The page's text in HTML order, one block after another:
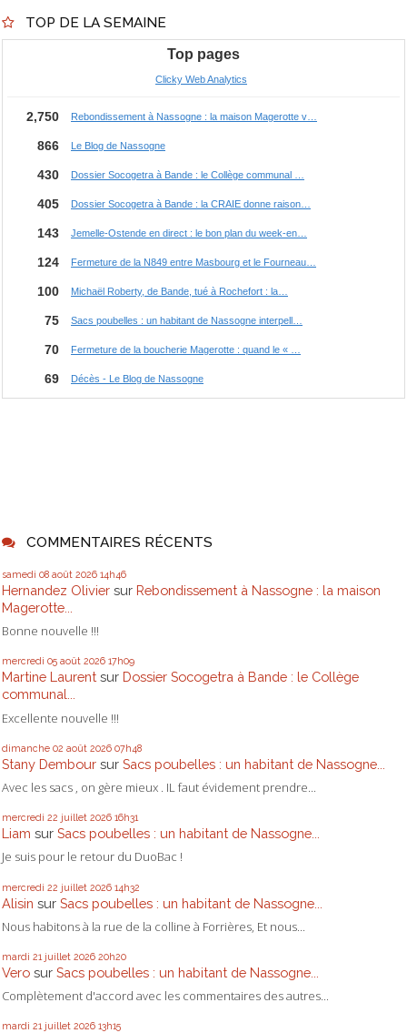
TOP DE LA SEMAINE
COMMENTAIRES RÉCENTS
samedi 08 août 2026 14h46
Hernandez Olivier sur Rebondissement à Nassogne : la maison
Magerotte...
Bonne nouvelle !!!
mercredi 05 août 2026 17h09
Martine Laurentsur Dossier Socogetra à Bande : le Collège
communal...
Excellente nouvelle !!!
dimanche 02 août 2026 07h48
Stany Dembour sur Sacs poubelles : un habitant de Nassogne...
Avec les sacs , on gère mieux . IL faut évidement prendre...
mercredi 22 juillet 2026 16h31
Liam sur Sacs poubelles : un habitant de Nassogne...
Je suis pour le retour du DuoBac !
mercredi 22 juillet 2026 14h32
Alisin sur Sacs poubelles : un habitant de Nassogne...
Nous habitons à la rue de la colline à Forrières, Et nous...
mardi 21 juillet 2026 20h20
Vero sur Sacs poubelles : un habitant de Nassogne...
Complètement d'accord avec les commentaires des autres...
mardi 21 juillet 2026 13h15